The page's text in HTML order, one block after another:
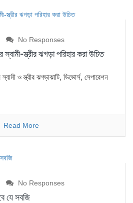
No Responses
স্ত্রীর ঝগড়া পরিহার করা উচিত
ও স্ত্রীর ঝগড়াঝাটি, ডিভোর্স, সেপারেশন
Read More
No Responses
যে সবজি